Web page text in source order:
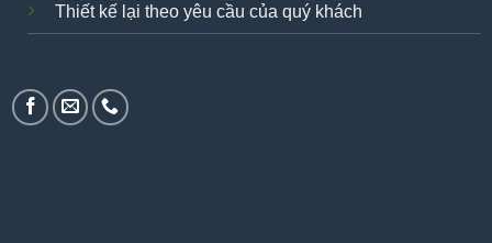
Thiết kế lại theo yêu cầu của quý khách